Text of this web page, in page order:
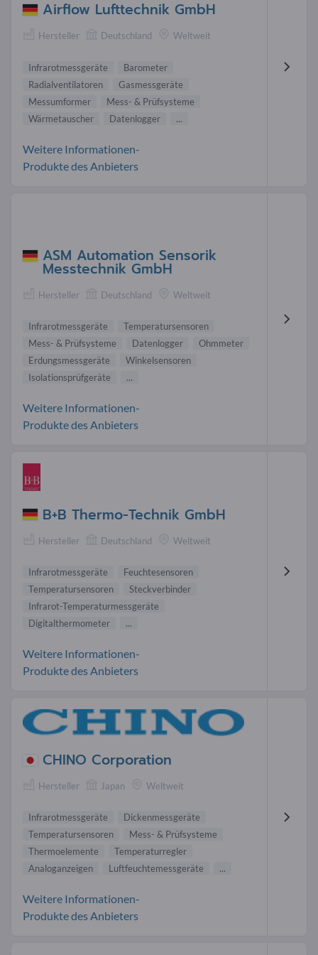
Airflow Lufttechnik GmbH
Hersteller Deutschland Weltweit
Infrarotmessgeräte
Barometer
Radialventilatoren
Gasmessgeräte
Messumformer
Mess- & Prüfsysteme
Wärmetauscher
Datenlogger ...
Weitere Informationen-
Produkte des Anbieters
ASM Automation Sensorik
Messtechnik GmbH
Hersteller Deutschland Weltweit
Infrarotmessgeräte
Temperatursensoren
Mess- & Prüfsysteme
Datenlogger
Ohmmeter
Erdungsmessgeräte
Winkelsensoren
Isolationsprüfgeräte
...
Weitere Informationen-
Produkte des Anbieters
B+B Thermo-Technik GmbH
Hersteller Deutschland Weltweit
Infrarotmessgeräte
Feuchtesensoren
Temperatursensoren
Steckverbinder
Infrarot-Temperaturmessgeräte
Digitalthermometer
...
Weitere Informationen-
Produkte des Anbieters
CHINO Corporation
Hersteller Japan Weltweit
Infrarotmessgeräte
Dickenmessgeräte
Temperatursensoren
Mess- & Prüfsysteme
Thermoelemente
Temperaturregler
Analoganzeigen
Luftfeuchtemessgeräte ...
Weitere Informationen-
Produkte des Anbieters